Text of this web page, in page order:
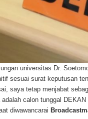
universitas Dr.
sesuai surat keputusan
saya tetap menjabat
calon tunggal
diwawancarai